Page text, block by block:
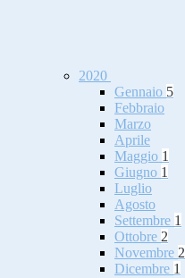
2020
Gennaio 5
Febbraio
Marzo
Aprile
Maggio 1
Giugno 1
Luglio
Agosto
Settembre 1
Ottobre 2
Novembre 2
Dicembre 1